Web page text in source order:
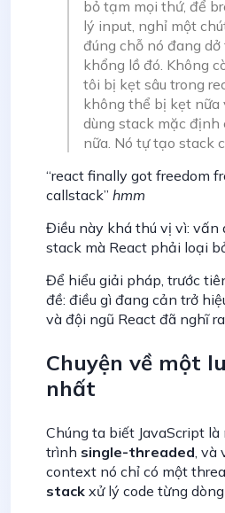
bỏ tạm mọi thứ, để
lý input, nghỉ một
đúng chỗ nó đang dở
khổng lồ đó. Không
tôi bị kẹt sâu trong
không thể bị kẹt nữa
dùng stack mặc định
nữa. Nó tự tạo stack
“react finally got freedom
callstack” hmm
Điều này khá thú vị vì: vấn
stack mà React phải loại
Để hiểu giải pháp, trước
đề: điều gì đang cản trở
và đội ngũ React đã nghĩ
Chuyện về một
nhất
Chúng ta biết JavaScript
trình single-threaded ,
context nó chỉ có một
stack xử lý code từng dòng